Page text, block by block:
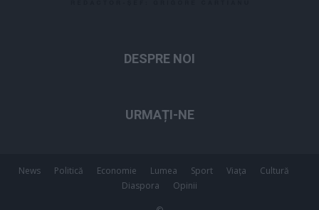
DESPRE NOI
URMAȚI-NE
News Politică Economie Lumea Sport Viața
Cultură
Diaspora
Opinii